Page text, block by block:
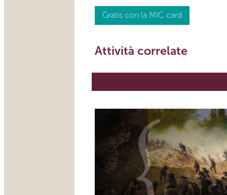
Gratis con la MIC card
Attività correlate